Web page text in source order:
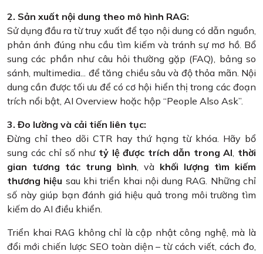
2. Sản xuất nội dung theo mô hình RAG:
Sử dụng đầu ra từ truy xuất để tạo nội dung có dẫn nguồn,
phản ánh đúng nhu cầu tìm kiếm và tránh sự mơ hồ. Bổ
sung các phần như câu hỏi thường gặp (FAQ), bảng so
sánh, multimedia... để tăng chiều sâu và độ thỏa mãn. Nội
dung cần được tối ưu để có cơ hội hiển thị trong các đoạn
trích nổi bật, AI Overview hoặc hộp “People Also Ask”.
3. Đo lường và cải tiến liên tục:
Đừng chỉ theo dõi CTR hay thứ hạng từ khóa. Hãy bổ
sung các chỉ số như tỷ lệ được trích dẫn trong AI, thời
gian tương tác trung bình, và khối lượng tìm kiếm
thương hiệu sau khi triển khai nội dung RAG. Những chỉ
số này giúp bạn đánh giá hiệu quả trong môi trường tìm
kiếm do AI điều khiển.
Triển khai RAG không chỉ là cập nhật công nghệ, mà là
đổi mới chiến lược SEO toàn diện – từ cách viết, cách đo,